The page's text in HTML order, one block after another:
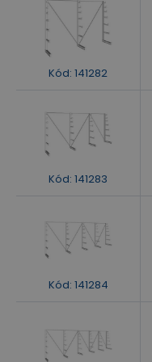
Kód: 141282
Kód: 141283
Kód: 141284